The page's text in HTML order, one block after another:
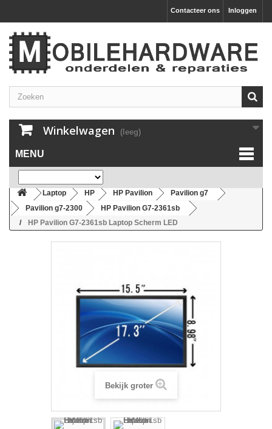
Inloggen
Contacteer ons
Winkelwagen (leeg)
MENU
Laptop HP HP Pavilion
Pavilion g7
Pavilion g7-2300
HP Pavilion G7-2361sb
HP Pavilion G7-2361sb Laptop Scherm LED
Bekijk groter